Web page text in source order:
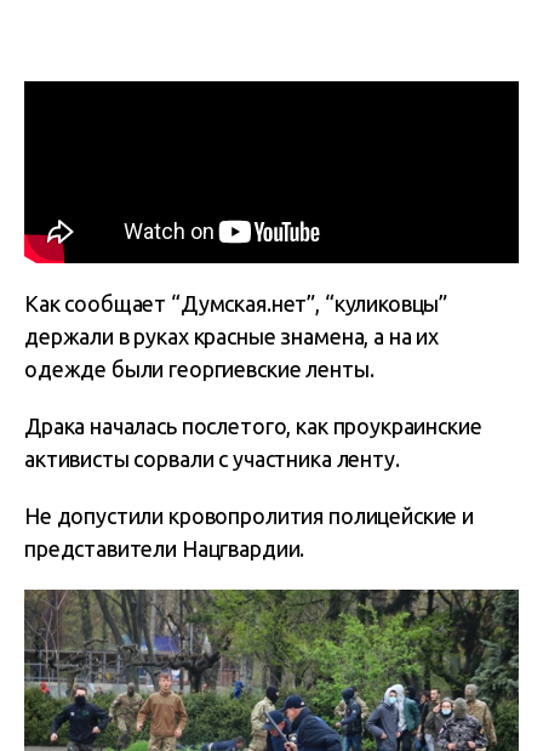
Как сообщает “Думская.нет”, “куликовцы”
держали в руках красные знамена, а на их
одежде были георгиевские ленты.
Драка началась послетого, как проукраинские
активисты сорвали с участника ленту.
Не допустили кровопролития полицейские и
представители Нацгвардии.